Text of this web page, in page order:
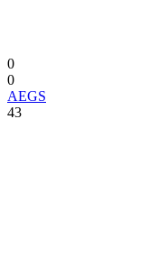
0
0
AEGS
43